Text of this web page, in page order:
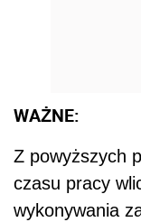
WAŻNE:
Z powyższych
czasu pracy
wykonywania